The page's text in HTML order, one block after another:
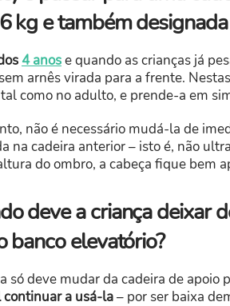
kg e também
4 anose quando as crianças já
arnês virada para a frente.
como no adulto, e prende-a em
não é necessário mudá-la de
na cadeira anterior – isto é, não
do ombro, a cabeça fique bem
deve a criança deixar
banco elevatório?
só deve mudar da cadeira de apoio
continuar a usá-la– por ser baixa